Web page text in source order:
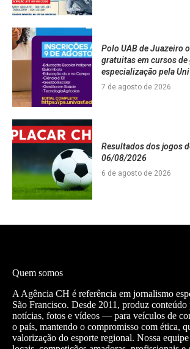
Polo UAB de Juazeiro
gratuitas em cursos de
especialização pela
7 de agosto de 2026
Resultados dos jogos
06/08/2026
6 de agosto de 2026
Quem somos
A Agência CH é referência em jornalismo
São Francisco. Desde 2011, produz
notícias, fotos e vídeos — para veículos de
o país, mantendo o compromisso com ética,
valorização do esporte regional. Nossa equipe